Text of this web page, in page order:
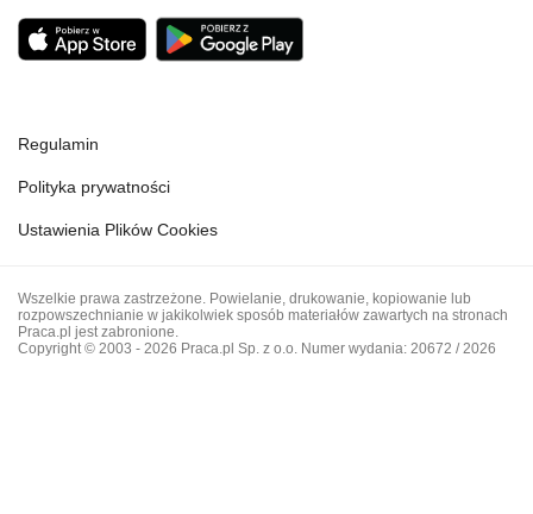
Regulamin
Polityka prywatności
Ustawienia Plików Cookies
Wszelkie prawa zastrzeżone. Powielanie, drukowanie, kopiowanie lub
rozpowszechnianie w jakikolwiek sposób materiałów zawartych na stronach
Praca.pl jest zabronione.
Copyright © 2003 - 2026 Praca.pl Sp. z o.o. Numer wydania: 20672 / 2026